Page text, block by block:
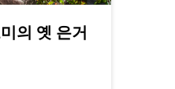
의 옛 은거